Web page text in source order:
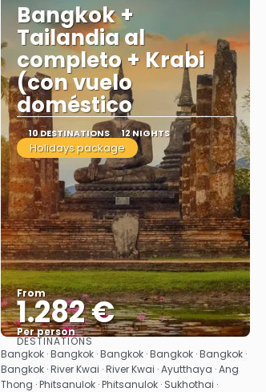
Bangkok +
Tailandia al
completo + Krabi
(con vuelo
doméstico
10 DESTINATIONS 12 NIGHTS
Holidays package
From
1.282 €
Per person
See
DESTINATIONS
Bangkok · Bangkok · Bangkok · Bangkok · Bangkok ·
Bangkok · River Kwai · River Kwai · Ayutthaya · Ang
Thong · Phitsanulok · Phitsanulok · Sukhothai ·